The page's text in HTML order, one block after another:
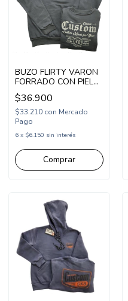
BUZO FLIRTY VARON
FORRADO CON PIEL
ESTAMPA CUSTOM
SKT 78 (FL25160)
$36.900
$33.210 con Mercado
Pago
6 x $6.150 sin interés
Comprar